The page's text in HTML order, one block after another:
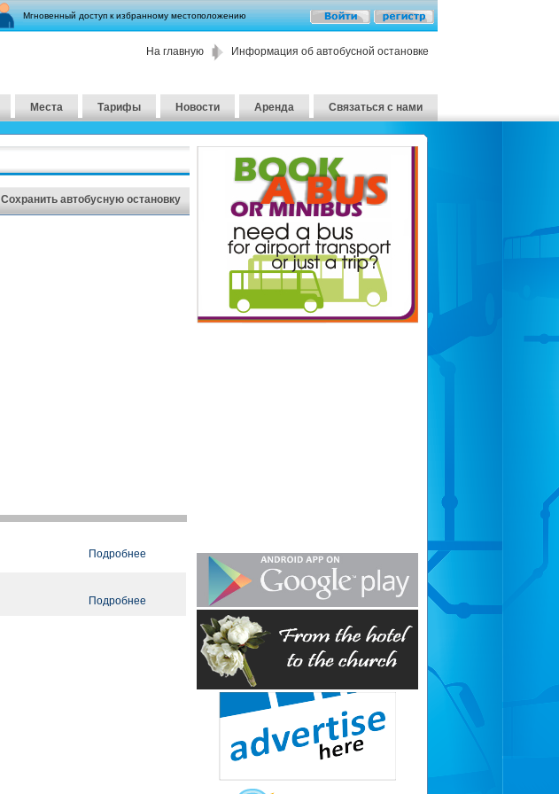
Мгновенный доступ к избранному местоположению
На главную Информация об автобусной остановке
Места Тарифы Новости Аренда Связаться с нами
Сохранить автобусную остановку
Подробнее
Подробнее